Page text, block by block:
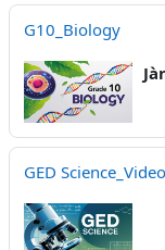
G10_Biology
GED